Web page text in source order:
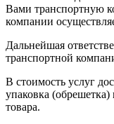
Вами транспортную
компании
Дальнейшая
транспортной
В стоимость услуг
упаковка
товара.